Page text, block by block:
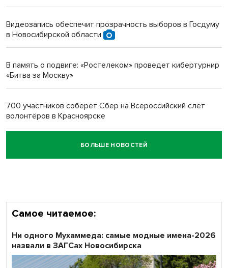
Новосибирский преподаватель с женой вошли в топ-16
Видеозапись обеспечит прозрачность выборов в Госдуму
в Новосибирской области
В память о подвиге: «Ростелеком» проведет кибертурнир
«Битва за Москву»
700 участников соберёт Сбер на Всероссийский слёт
волонтёров в Красноярске
Честный выбор: видеонаблюдение обеспечит
объективность результатов ЕДГ в Новосибирской
БОЛЬШЕ НОВОСТЕЙ
Самое читаемое:
Ни одного Мухаммеда: самые модные имена-2026
назвали в ЗАГСах Новосибирска